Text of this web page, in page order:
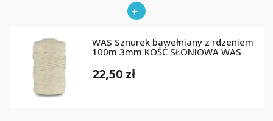
WAS Sznurek bawełniany z rdzeniem
100m 3mm KOŚĆ SŁONIOWA WAS
22,50 zł